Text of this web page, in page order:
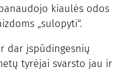
kiaulės odos
„sulopyti“.
dar įspūdingesnių
tyrėjai svarsto jau ir